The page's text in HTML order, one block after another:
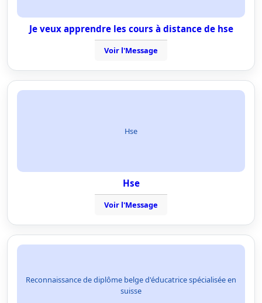
Je veux apprendre les cours à distance de hse
Voir l'Message
Hse
Hse
Voir l'Message
Reconnaissance de diplôme belge d'éducatrice spécialisée en
suisse